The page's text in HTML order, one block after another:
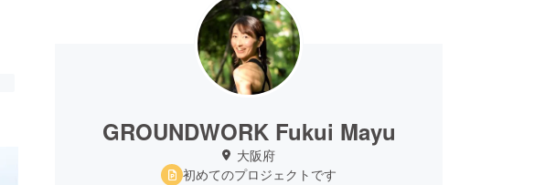
GROUNDWORK Fukui Mayu
大阪府
初めてのプロジェクトです